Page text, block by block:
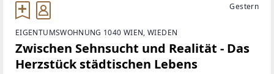
Gestern
EIGENTUMSWOHNUNG 1040 WIEN, WIEDEN
Zwischen Sehnsucht und Realität - Das
Herzstück städtischen Lebens